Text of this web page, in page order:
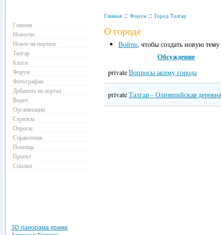
Главная :: Форум :: Город Талгар
О городе
Войти, чтобы создать новую
Обсуждение
privateВопросы акиму города
privateТалгар - Олимпийская
Главная
Новости
Новое на портале
Талгар
Блоги
Форум
Фотографии
Добавить на портал
Видео
Организации
Сервисы
Опросы
Справочная
Помощь
Проект
Ссылки
3D панорама храма